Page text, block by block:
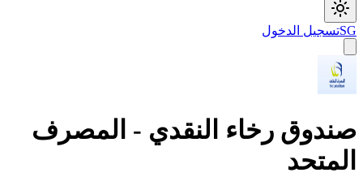
SGتسجيل الدخول
صندوق رخاء النقدي - المصرف
المتحد